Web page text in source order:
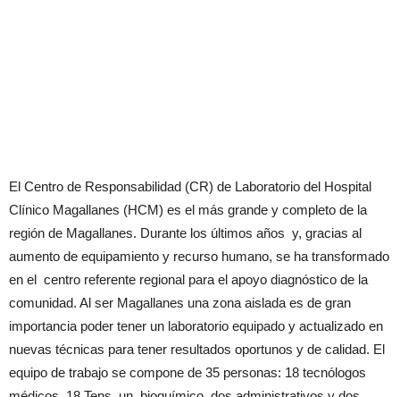
El Centro de Responsabilidad (CR) de Laboratorio del Hospital
Clínico Magallanes (HCM) es el más grande y completo de la
región de Magallanes. Durante los últimos años y, gracias al
aumento de equipamiento y recurso humano, se ha transformado
en el centro referente regional para el apoyo diagnóstico de la
comunidad. Al ser Magallanes una zona aislada es de gran
importancia poder tener un laboratorio equipado y actualizado en
nuevas técnicas para tener resultados oportunos y de calidad. El
equipo de trabajo se compone de 35 personas: 18 tecnólogos